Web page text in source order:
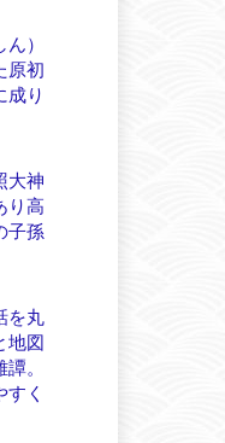
）
原初
り
大神
り高
子孫
を丸
地図
。
く